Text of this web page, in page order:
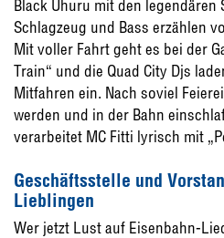
Black Uhuru mit den legendären
Schlagzeug und Bass erzählen
Mit voller Fahrt geht es bei der
Train“ und die Quad City Djs
Mitfahren ein. Nach soviel
werden und in der Bahn
verarbeitet MC Fitti lyrisch mit
Geschäftsstelle und
Lieblingen
Wer jetzt Lust auf Eisenbahn-